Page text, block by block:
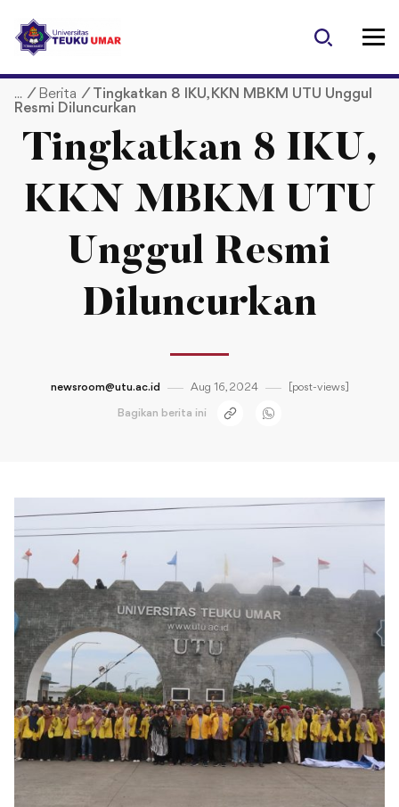
p
/ Berita / Tingkatkan 8 IKU, KKN MBKM UTU Unggul
Resmi Diluncurkan
Tingkatkan 8 IKU,
KKN MBKM UTU
Unggul Resmi
Diluncurkan
newsroom@utu.ac.id Aug 16, 2024 [post-views]
Bagikan berita ini